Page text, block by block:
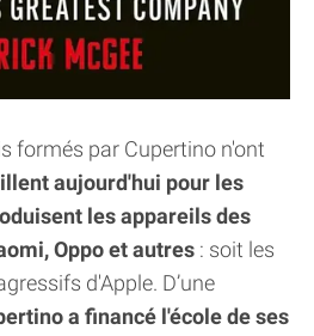
formés par Cupertino n'ont
aujourd'hui pour les
les appareils des
Oppo et autres : soit les
d'Apple. D’une
a financé l'école de ses